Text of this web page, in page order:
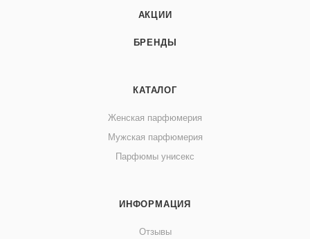
АКЦИИ
БРЕНДЫ
КАТАЛОГ
Женская парфюмерия
Мужская парфюмерия
Парфюмы унисекс
ИНФОРМАЦИЯ
Отзывы